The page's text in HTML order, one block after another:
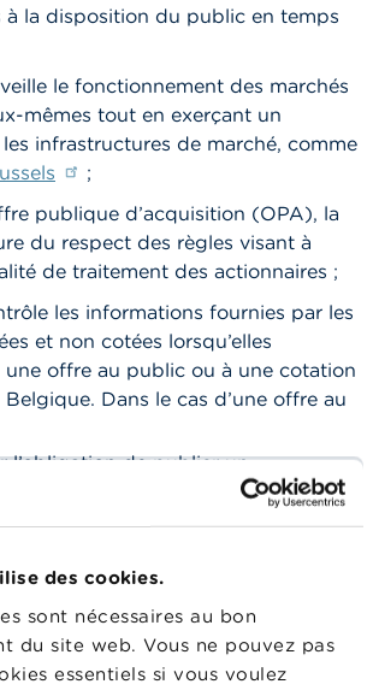
des cookies.
sont nécessaires au bon
du site web. Vous ne pouvez pas
essentiels si vous voulez
à la disposition du public en temps
le fonctionnement des marchés
mêmes tout en exerçant un
infrastructures de marché, comme
;
publique d’acquisition (OPA), la
du respect des règles visant à
de traitement des actionnaires ;
les informations fournies par les
et non cotées lorsqu’elles
offre au public ou à une cotation
Belgique. Dans le cas d’une offre au
l’obligation de publier un
la FSMA approuve préalablement
ainsi que toute publicité relative
à l’étranger ;
la publication d’une note
la FSMA peut, après la
de la note d’information par